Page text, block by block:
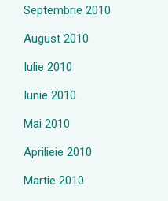
Septembrie 2010
August 2010
Iulie 2010
Iunie 2010
Mai 2010
Aprilieie 2010
Martie 2010